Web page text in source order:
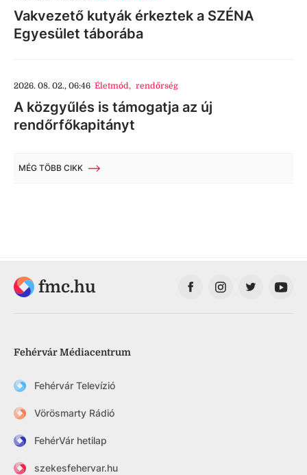
Vakvezető kutyák érkeztek a SZÉNA
Egyesület táborába
2026. 08. 02., 06:46 Életmód, rendőrség
A közgyűlés is támogatja az új
rendőrfőkapitányt
MÉG TÖBB CIKK
fmc.hu
Fehérvár Médiacentrum
Fehérvár Televízió
Vörösmarty Rádió
FehérVár hetilap
szekesfehervar.hu